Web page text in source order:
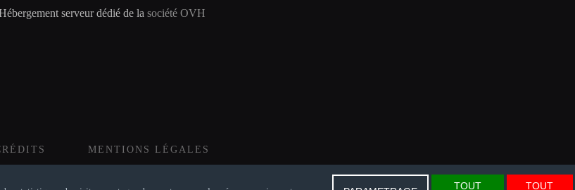
serveur dédié de la société OVH
TOUT TOUT
MENTIONS LÉGALES
© 2016 Sarl HIT